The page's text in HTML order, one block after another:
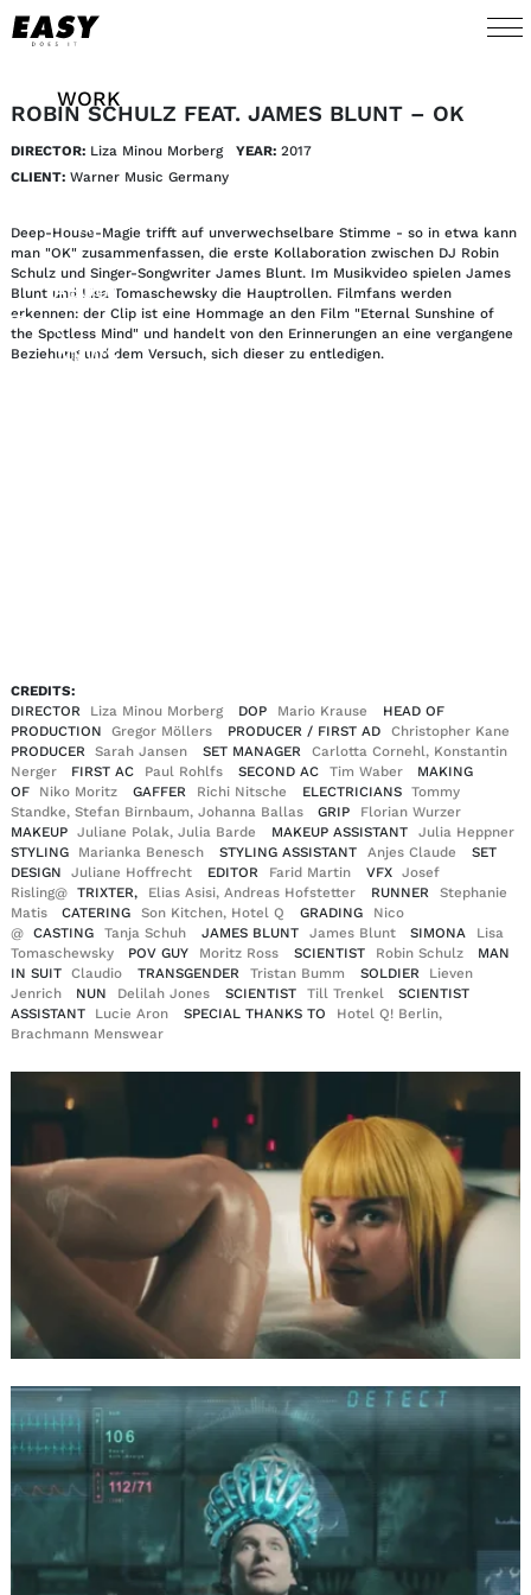
WORK
TALENTS
AI
ABOUT
NEWS
ROBIN SCHULZ FEAT. JAMES BLUNT – OK
DIRECTOR: Liza Minou Morberg YEAR:2017
CLIENT: Warner Music Germany
Deep-House-Magie trifft auf unverwechselbare Stimme - so in etwa kann
man "OK" zusammenfassen, die erste Kollaboration zwischen DJ Robin
Schulz und Singer-Songwriter James Blunt. Im Musikvideo spielen James
Blunt und Lisa Tomaschewsky die Hauptrollen. Filmfans werden
erkennen: der Clip ist eine Hommage an den Film "Eternal Sunshine of
the Spotless Mind" und handelt von den Erinnerungen an eine vergangene
Beziehung und dem Versuch, sich dieser zu entledigen.
CREDITS:
DIRECTOR
Liza Minou Morberg DOP Mario Krause
HEAD OF
PRODUCTION
Gregor Möllers PRODUCER / FIRST AD
Christopher Kane
PRODUCER
Sarah Jansen SET MANAGER
Carlotta Cornehl, Konstantin
Nerger
FIRST AC Paul Rohlfs SECOND AC Tim Waber
MAKING
OF
Niko Moritz GAFFER Richi Nitsche ELECTRICIANS
Tommy
Standke, Stefan Birnbaum, Johanna Ballas
GRIP
Florian Wurzer
MAKEUP
Juliane Polak, Julia Barde MAKEUP ASSISTANT
Julia Heppner
STYLING
Marianka Benesch STYLING ASSISTANT Anjes Claude
SET
DESIGN
Juliane Hoffrecht EDITOR Farid Martin VFX
Josef
Risling@
TRIXTER, Elias Asisi, Andreas Hofstetter RUNNER
Stephanie
Matis
CATERING Son Kitchen, Hotel Q GRADING
Nico
@
CASTING Tanja Schuh JAMES BLUNT James Blunt SIMONA
Lisa
Tomaschewsky
POV GUY Moritz Ross SCIENTIST Robin Schulz
MAN
IN SUIT
Claudio TRANSGENDER Tristan Bumm SOLDIER
Lieven
Jenrich
NUN Delilah Jones SCIENTIST Till Trenkel
SCIENTIST
ASSISTANT
Lucie Aron SPECIAL THANKS TO
Hotel Q! Berlin,
Brachmann Menswear